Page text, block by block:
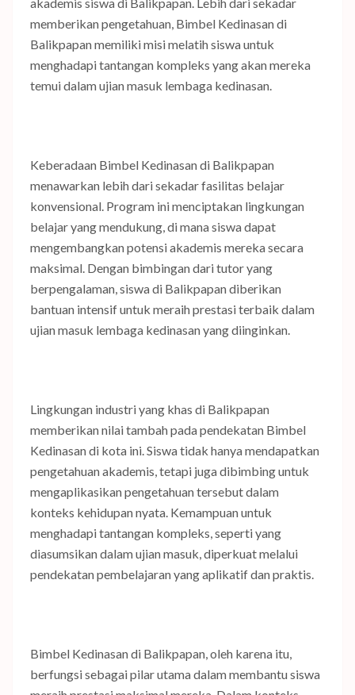
akademis siswa di Balikpapan. Lebih dari sekadar
memberikan pengetahuan, Bimbel Kedinasan di
Balikpapan memiliki misi melatih siswa untuk
menghadapi tantangan kompleks yang akan mereka
temui dalam ujian masuk lembaga kedinasan.
Keberadaan Bimbel Kedinasan di Balikpapan
menawarkan lebih dari sekadar fasilitas belajar
konvensional. Program ini menciptakan lingkungan
belajar yang mendukung, di mana siswa dapat
mengembangkan potensi akademis mereka secara
maksimal. Dengan bimbingan dari tutor yang
berpengalaman, siswa di Balikpapan diberikan
bantuan intensif untuk meraih prestasi terbaik dalam
ujian masuk lembaga kedinasan yang diinginkan.
Lingkungan industri yang khas di Balikpapan
memberikan nilai tambah pada pendekatan Bimbel
Kedinasan di kota ini. Siswa tidak hanya mendapatkan
pengetahuan akademis, tetapi juga dibimbing untuk
mengaplikasikan pengetahuan tersebut dalam
konteks kehidupan nyata. Kemampuan untuk
menghadapi tantangan kompleks, seperti yang
diasumsikan dalam ujian masuk, diperkuat melalui
pendekatan pembelajaran yang aplikatif dan praktis.
Bimbel Kedinasan di Balikpapan, oleh karena itu,
berfungsi sebagai pilar utama dalam membantu siswa